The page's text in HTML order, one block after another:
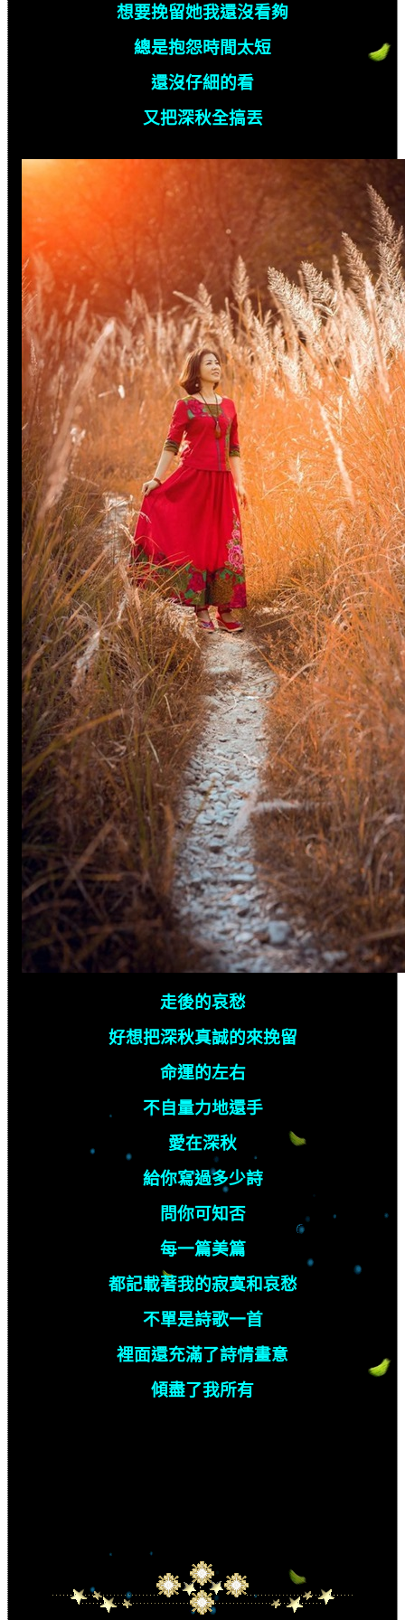
想要挽留她我還沒看夠
總是抱怨時間太短
還沒仔細的看
又把深秋全搞丟
走後的哀愁
好想把深秋真誠的來挽留
命運的左右
不自量力地還手
愛在深秋
給你寫過多少詩
問你可知否
每一篇美篇
都記載著我的寂寞和哀愁
不單是詩歌一首
裡面還充滿了詩情畫意
傾盡了我所有